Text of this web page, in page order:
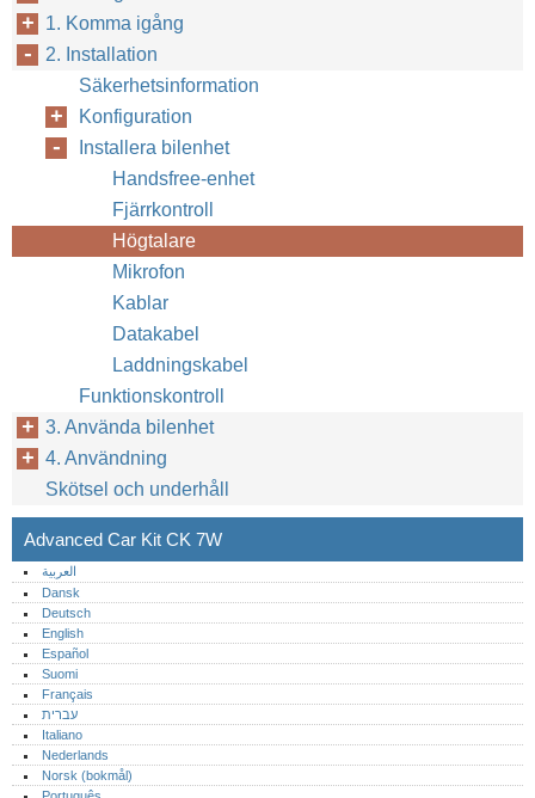
1. Komma igång
2. Installation
Säkerhetsinformation
Konfiguration
Installera bilenhet
Handsfree-enhet
Fjärrkontroll
Högtalare
Mikrofon
Kablar
Datakabel
Laddningskabel
Funktionskontroll
3. Använda bilenhet
4. Användning
Skötsel och underhåll
Advanced Car Kit CK 7W
العربية
Dansk
Deutsch
English
Español
Suomi
Français
עברית
Italiano
Nederlands
Norsk (bokmål)‎